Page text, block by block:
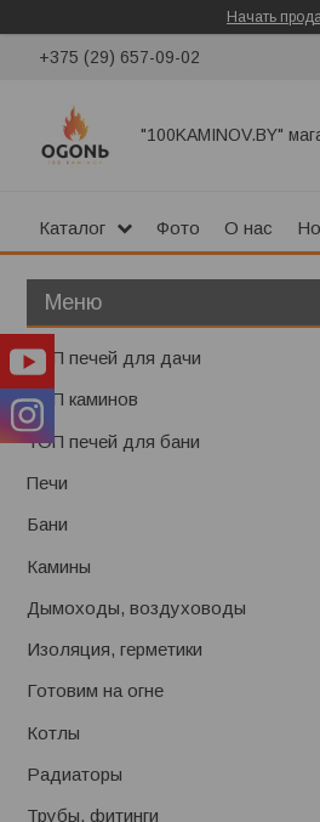
Начать
+375 (29) 657-09-02
"100KAMINOV.BY"
Каталог Фото О нас
ТОП печей для дачи
ТОП каминов
ТОП печей для бани
Печи
Бани
Камины
Дымоходы, воздуховоды
Изоляция, герметики
Готовим на огне
Котлы
Радиаторы
Трубы, фитинги